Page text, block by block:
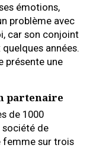
émotions,
problème avec
car son conjoint
années.
présente une
partenaire
de 1000
société de
femme sur trois